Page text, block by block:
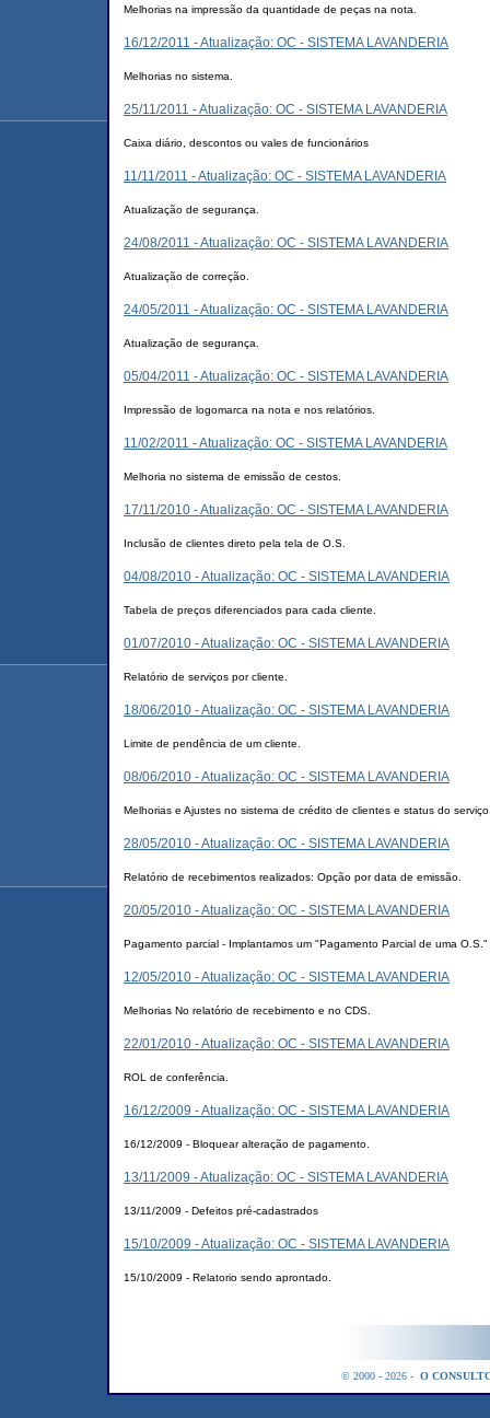
Melhorias na impressão da quantidade de peças na nota.
16/12/2011 - Atualização: OC - SISTEMA LAVANDERIA
Melhorias no sistema.
25/11/2011 - Atualização: OC - SISTEMA LAVANDERIA
Caixa diário, descontos ou vales de funcionários
11/11/2011 - Atualização: OC - SISTEMA LAVANDERIA
Atualização de segurança.
24/08/2011 - Atualização: OC - SISTEMA LAVANDERIA
Atualização de correção.
24/05/2011 - Atualização: OC - SISTEMA LAVANDERIA
Atualização de segurança.
05/04/2011 - Atualização: OC - SISTEMA LAVANDERIA
Impressão de logomarca na nota e nos relatórios.
11/02/2011 - Atualização: OC - SISTEMA LAVANDERIA
Melhoria no sistema de emissão de cestos.
17/11/2010 - Atualização: OC - SISTEMA LAVANDERIA
Inclusão de clientes direto pela tela de O.S.
04/08/2010 - Atualização: OC - SISTEMA LAVANDERIA
Tabela de preços diferenciados para cada cliente.
01/07/2010 - Atualização: OC - SISTEMA LAVANDERIA
Relatório de serviços por cliente.
18/06/2010 - Atualização: OC - SISTEMA LAVANDERIA
Limite de pendência de um cliente.
08/06/2010 - Atualização: OC - SISTEMA LAVANDERIA
Melhorias e Ajustes no sistema de crédito de clientes e status do
28/05/2010 - Atualização: OC - SISTEMA LAVANDERIA
Relatório de recebimentos realizados: Opção por data de emissão.
20/05/2010 - Atualização: OC - SISTEMA LAVANDERIA
Pagamento parcial - Implantamos um "Pagamento Parcial de uma
12/05/2010 - Atualização: OC - SISTEMA LAVANDERIA
Melhorias No relatório de recebimento e no CDS.
22/01/2010 - Atualização: OC - SISTEMA LAVANDERIA
ROL de conferência.
16/12/2009 - Atualização: OC - SISTEMA LAVANDERIA
16/12/2009 - Bloquear alteração de pagamento.
13/11/2009 - Atualização: OC - SISTEMA LAVANDERIA
13/11/2009 - Defeitos pré-cadastrados
15/10/2009 - Atualização: OC - SISTEMA LAVANDERIA
15/10/2009 - Relatorio sendo aprontado.
© 2000 - 2026 - O